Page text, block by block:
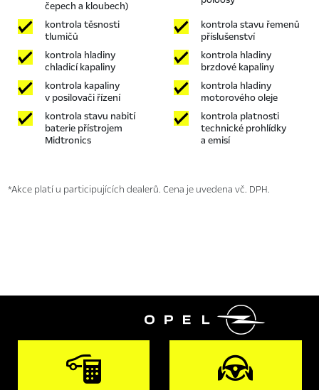
čepech a kloubech)
kontrola těsnosti
tlumičů
kontrola stavu řemenů
příslušenství
kontrola hladiny
chladicí kapaliny
kontrola hladiny
brzdové kapaliny
kontrola kapaliny
v posilovači řízení
kontrola hladiny
motorového oleje
kontrola stavu nabití
baterie přístrojem
Midtronics
kontrola platnosti
technické prohlídky
a emisí
*Akce platí u participujících dealerů. Cena je uvedena vč. DPH.
